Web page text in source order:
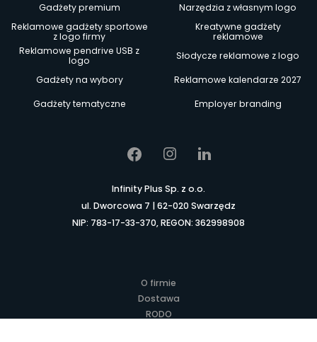
Gadżety premium
Narzędzia z własnym logo
Reklamowe gadżety sportowe
z logo firmy
Kreatywne gadżety
reklamowe
Reklamowe pendrive USB z
logo
Słodycze reklamowe z logo
Gadżety na wybory
Reklamowe kalendarze 2027
Gadżety tematyczne
Employer branding
Infinity Plus Sp. z o.o.
ul. Dworcowa 7 | 62-020 Swarzędz
NIP: 783-17-33-370, REGON: 362998908
O firmie
Dostawa
RODO